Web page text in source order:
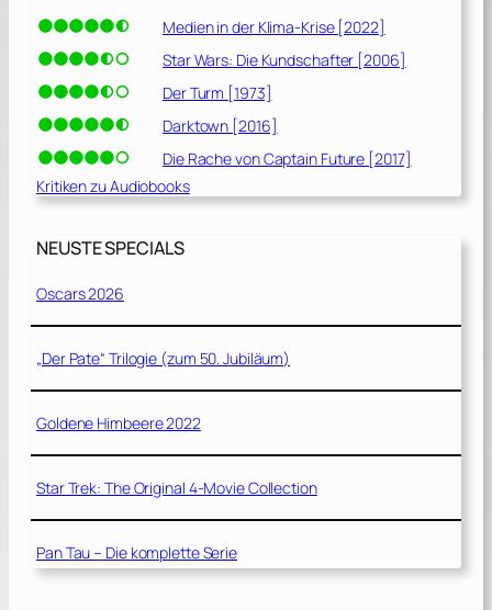
Medien in der Klima-Krise [2022]
Star Wars: Die Kundschafter [2006]
Der Turm [1973]
Darktown [2016]
Die Rache von Captain Future [2017]
Kritiken zu Audiobooks
NEUSTE SPECIALS
Oscars 2026
„Der Pate“ Trilogie (zum 50. Jubiläum)
Goldene Himbeere 2022
Star Trek: The Original 4-Movie Collection
Pan Tau – Die komplette Serie